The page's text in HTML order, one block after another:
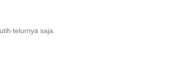
telurnya saja.